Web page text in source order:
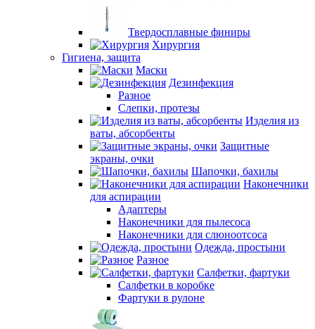
Твердосплавные финиры
Хирургия
Гигиена, защита
Маски
Дезинфекция
Разное
Слепки, протезы
Изделия из
ваты, абсорбенты
Защитные
экраны, очки
Шапочки, бахилы
Наконечники
для аспирации
Адаптеры
Наконечники для пылесоса
Наконечники для слюноотсоса
Одежда, простыни
Разное
Салфетки, фартуки
Салфетки в коробке
Фартуки в рулоне